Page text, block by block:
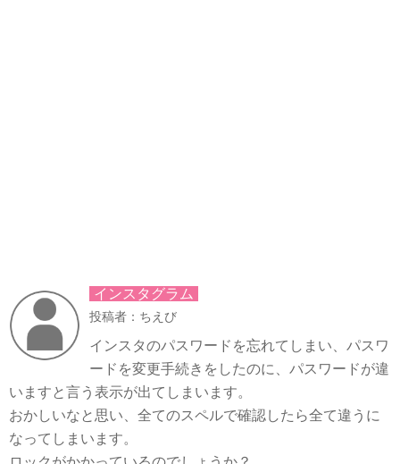
インスタグラム
投稿者：ちえび
インスタのパスワードを忘れてしまい、パスワ
ードを変更手続きをしたのに、パスワードが違
いますと言う表示が出てしまいます。
おかしいなと思い、全てのスペルで確認したら全て違うに
なってしまいます。